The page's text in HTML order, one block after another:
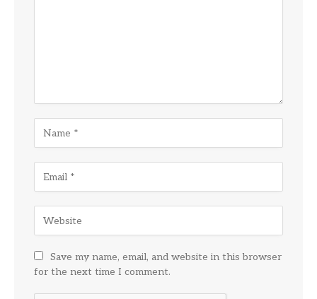
Save my name, email, and website in this browser
for the next time I comment.